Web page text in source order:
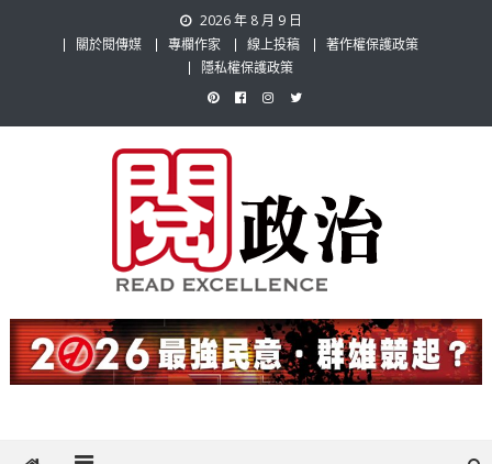
2026 年 8 月 9 日
關於閱傳媒
專欄作家 線上投稿
著作權保護政策
隱私權保護政策
閱政治 Read Gov News
題，也要專業評論，閱政治與多元的政治評論家與專欄作家邀稿合作，
讓讀者有最多元和專業的選擇。